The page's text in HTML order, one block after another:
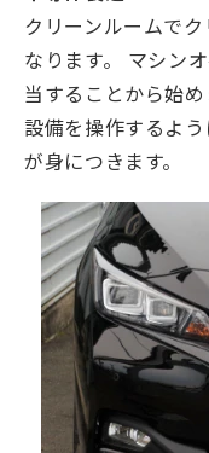
クリーンルームで
なります。 マシン
当することから始
設備を操作するよ
が身につきます。